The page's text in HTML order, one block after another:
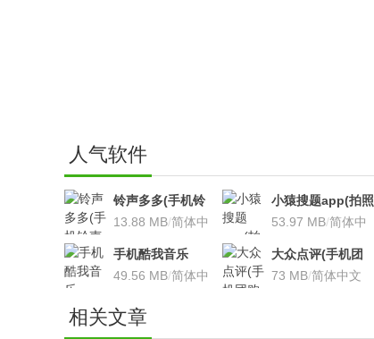
人气软件
铃声多多(手机铃
声软件)v8.7.66 安
13.88 MB/简体中
小猿搜题app(拍照
搜题利器)V9.7.2安
53.97 MB/简体中
手机酷我音乐
V9.2.3.5 安卓版
49.56 MB/简体中
大众点评(手机团
购软件)V10.18.4
73 MB/简体中文
相关文章